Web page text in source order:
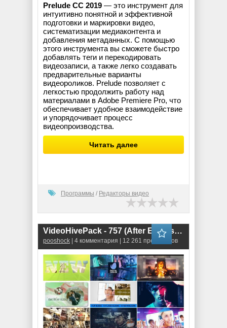
Prelude CC 2019 — это инструмент для
интуитивно понятной и эффективной
подготовки и маркировки видео,
систематизации медиаконтента и
добавления метаданных. С помощью
этого инструмента вы сможете быстро
добавлять теги и перекодировать
видеозаписи, а также легко создавать
предварительные варианты
видеороликов. Prelude позволяет с
легкостью продолжить работу над
материалами в Adobe Premiere Pro, что
обеспечивает удобное взаимодействие
и упорядочивает процесс
видеопроизводства.
Читать далее
Программы / Редакторы видео
VideoHivePack - 757 (After Effects Projects Pack)
pooshock | 4 комментария | 12 261 просмотров